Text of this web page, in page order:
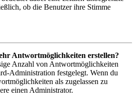
ob die Benutzer ihre Stimme
Antwortmöglichkeiten erstellen?
Anzahl von Antwortmöglichkeiten
Administration festgelegt. Wenn du
als zugelassen zu
einen Administrator.